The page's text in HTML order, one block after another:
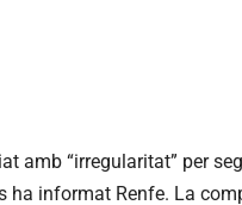
amb “irregularitat” per
ha informat Renfe. La